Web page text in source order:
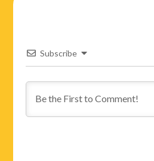
Subscribe